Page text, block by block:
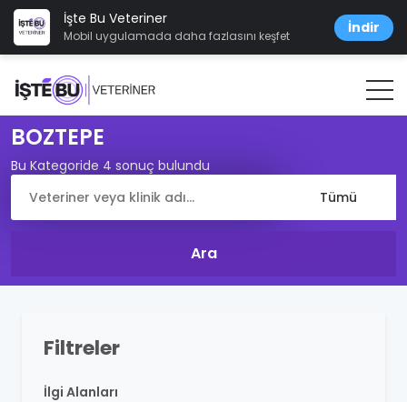
İşte Bu Veteriner
Mobil uygulamada daha fazlasını keşfet İndir
BOZTEPE
Bu Kategoride 4 sonuç bulundu
Filtreler
İlgi Alanları